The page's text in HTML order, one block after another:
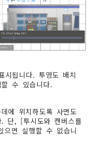
시됩니다. 투영도 배치
수 있습니다.
에 위치하도록 사면도
단, [투시도와 캔버스를
으면 실행할 수 없습니